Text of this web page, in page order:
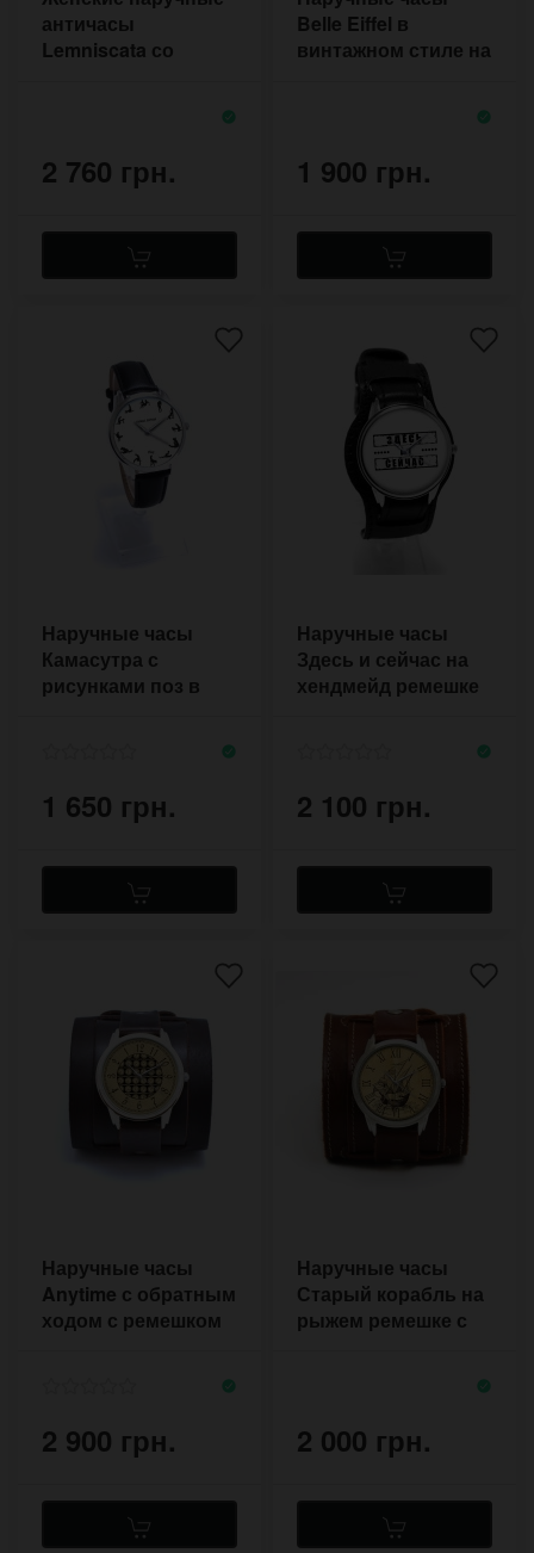
античасы
Lemniscata со
2 760 грн.
Belle Eiffel в
винтажном стиле на
1 900 грн.
Наручные часы
Камасутра с
рисунками поз в
1 650 грн.
Наручные часы
Здесь и сейчас на
хендмейд ремешке
2 100 грн.
Наручные часы
Anytime с обратным
ходом с ремешком
2 900 грн.
Наручные часы
Старый корабль на
рыжем ремешке с
2 000 грн.